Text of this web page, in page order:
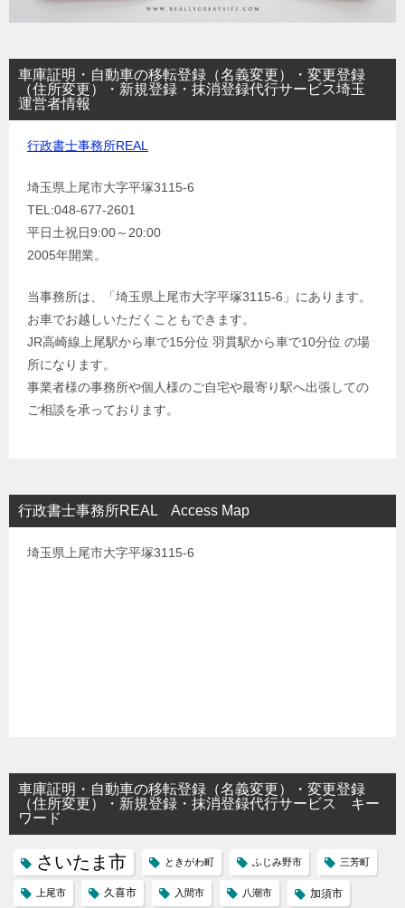
車庫証明・自動車の移転登録（名義変更）・変更登録
（住所変更）・新規登録・抹消登録代行サービス埼玉
運営者情報
行政書士事務所REAL
埼玉県上尾市大字平塚3115-6
TEL:048-677-2601
平日土祝日9:00～20:00
2005年開業。
当事務所は、「埼玉県上尾市大字平塚3115-6」にあります。
お車でお越しいただくこともできます。
JR高崎線上尾駅から車で15分位 羽貫駅から車で10分位 の場
所になります。
事業者様の事務所や個人様のご自宅や最寄り駅へ出張しての
ご相談を承っております。
行政書士事務所REAL Access Map
埼玉県上尾市大字平塚3115-6
車庫証明・自動車の移転登録（名義変更）・変更登録
（住所変更）・新規登録・抹消登録代行サービス キー
ワード
さいたま市 ときがわ町 ふじみ野市 三芳町
上尾市 久喜市 入間市 八潮市 加須市